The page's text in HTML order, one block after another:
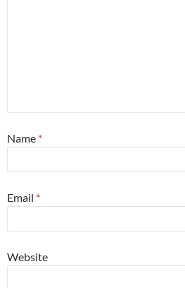
Name *
Email *
Website